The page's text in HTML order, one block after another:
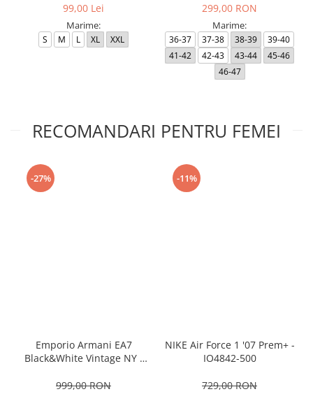
99,00 Lei
Marime:
S M L XL XXL
299,00 RON
Marime:
36-37 37-38 38-39
39-40
41-42
42-43 43-44
45-46
46-47
RECOMANDARI PENTRU FEMEI
-27%
Emporio Armani EA7
Black&White Vintage NY -
999,00 RON
-11%
NIKE Air Force 1 '07 Prem+ -
IO4842-500
729,00 RON